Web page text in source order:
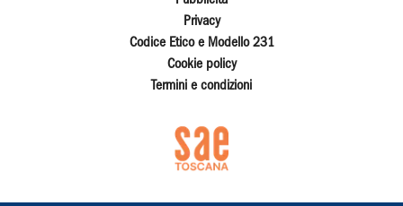
Privacy
Codice Etico e Modello 231
Cookie policy
Termini e condizioni